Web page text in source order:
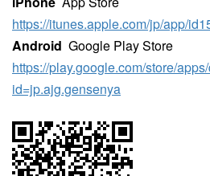
https://itunes.apple.com/jp/app/
Android Google Play Store
https://play.google.com/store/
id=jp.ajg.gensenya